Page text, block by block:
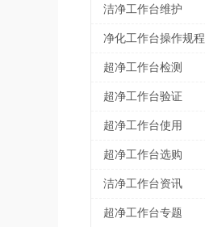
洁净工作台维护
净化工作台操作规程
超净工作台检测
超净工作台验证
超净工作台使用
超净工作台选购
洁净工作台资讯
超净工作台专题